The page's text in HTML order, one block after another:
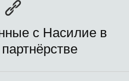
с Насилие в